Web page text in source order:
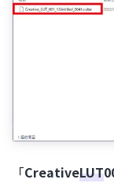
「CreativeLUT